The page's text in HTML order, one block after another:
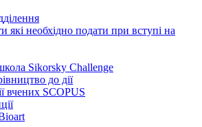
які необхідно подати при вступі на
Sikorsky Challenge
до дії
вчених SCOPUS